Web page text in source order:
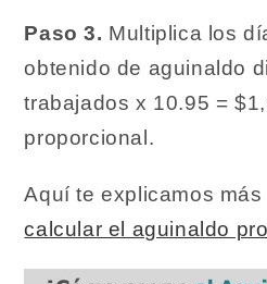
Paso 3. Multiplica los
obtenido de aguinaldo
trabajados x 10.95 =
proporcional.
Aquí te explicamos
calcular el aguinaldo